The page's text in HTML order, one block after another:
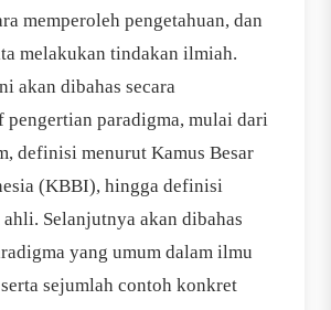
memperoleh pengetahuan, dan
melakukan tindakan ilmiah.
akan dibahas secara
pengertian paradigma, mulai dari
definisi menurut Kamus Besar
(KBBI), hingga definisi
Selanjutnya akan dibahas
yang umum dalam ilmu
sejumlah contoh konkret